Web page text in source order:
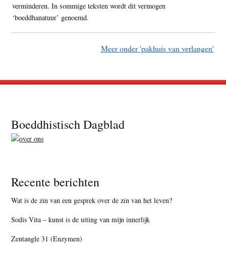
verminderen. In sommige teksten wordt dit vermogen
‘boeddhanatuur’ genoemd.
Meer onder 'pakhuis van verlangen'
Footer
Boeddhistisch Dagblad
Recente berichten
Wat is de zin van een gesprek over de zin van het leven?
Sodis Vita – kunst is de uiting van mijn innerlijk
Zentangle 31 (Enzymen)